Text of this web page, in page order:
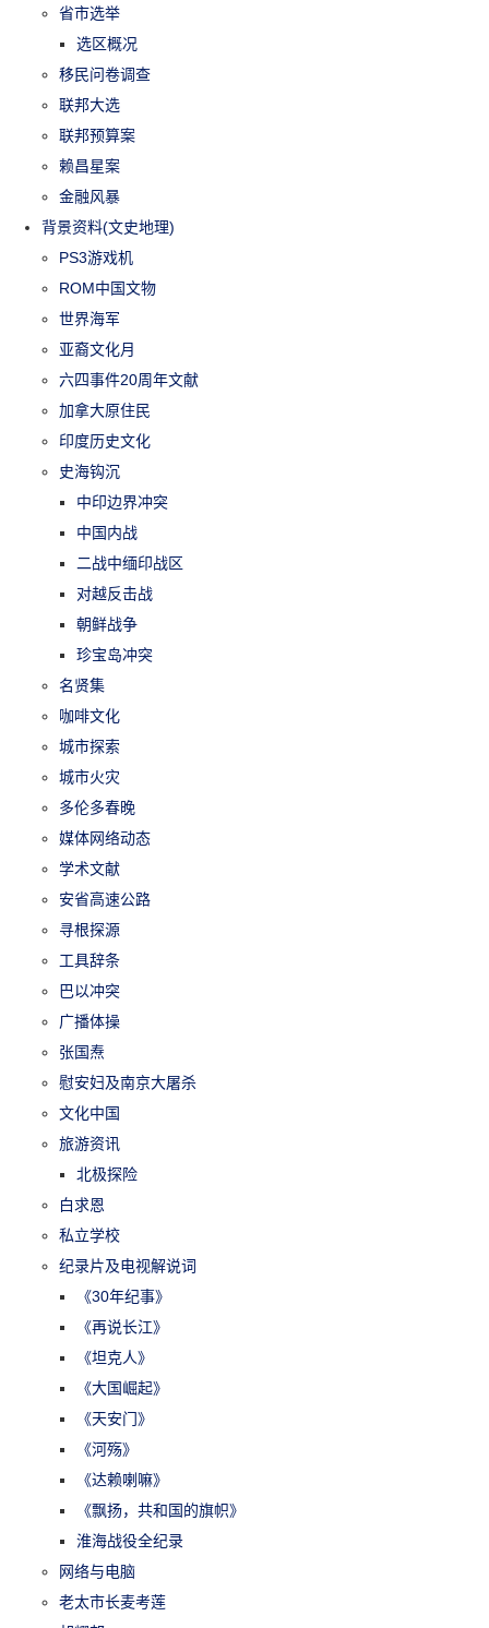
省市选举
选区概况
移民问卷调查
联邦大选
联邦预算案
赖昌星案
金融风暴
背景资料(文史地理)
PS3游戏机
ROM中国文物
世界海军
亚裔文化月
六四事件20周年文献
加拿大原住民
印度历史文化
史海钩沉
中印边界冲突
中国内战
二战中缅印战区
对越反击战
朝鲜战争
珍宝岛冲突
名贤集
咖啡文化
城市探索
城市火灾
多伦多春晚
媒体网络动态
学术文献
安省高速公路
寻根探源
工具辞条
巴以冲突
广播体操
张国焘
慰安妇及南京大屠杀
文化中国
旅游资讯
北极探险
白求恩
私立学校
纪录片及电视解说词
《30年纪事》
《再说长江》
《坦克人》
《大国崛起》
《天安门》
《河殇》
《达赖喇嘛》
《飘扬，共和国的旗帜》
淮海战役全纪录
网络与电脑
老太市长麦考莲